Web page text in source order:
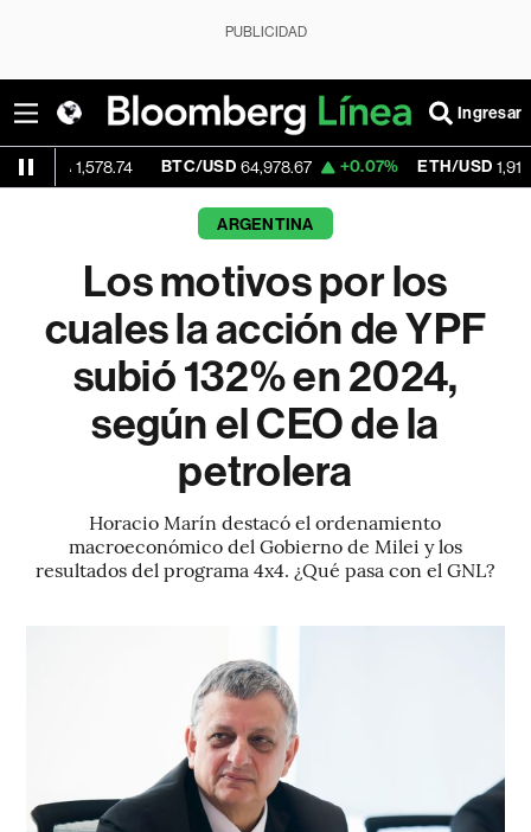
PUBLICIDAD
Ingresar
BTC/USD 64,978.67 +0.07% ETH/USD 1,917.12
ARGENTINA
Los motivos por los
cuales la acción de YPF
subió 132% en 2024,
según el CEO de la
petrolera
Horacio Marín destacó el ordenamiento
macroeconómico del Gobierno de Milei y los
resultados del programa 4x4. ¿Qué pasa con el GNL?